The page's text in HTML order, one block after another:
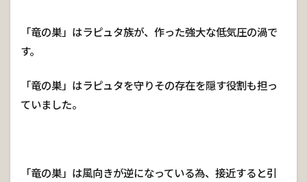
「竜の巣」はラピュタ族が、作った強大な低気圧の渦で
す。
「竜の巣」はラピュタを守りその存在を隠す役割も担っ
ていました。
「竜の巣」は風向きが逆になっている為、接近すると引